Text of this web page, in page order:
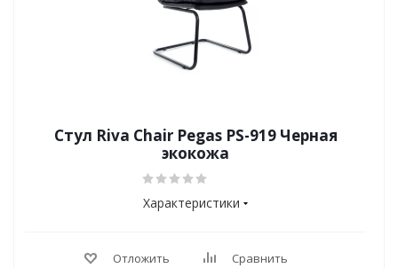
Стул Riva Chair Pegas PS-919 Черная
экокожа
Характеристики
Отложить Сравнить